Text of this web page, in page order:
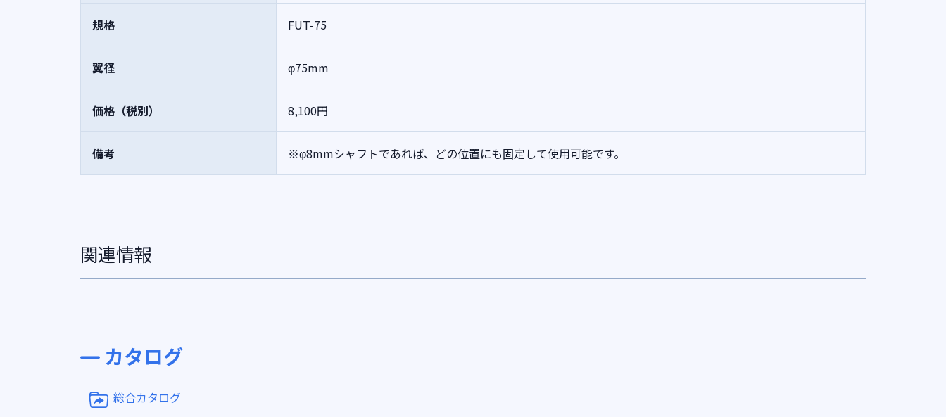
規格 FUT-75
翼径 φ75mm
価格（税別） 8,100円
備考 ※φ8mmシャフトであれば、どの位置にも固定して使用可能です。
関連情報
カタログ
総合カタログ